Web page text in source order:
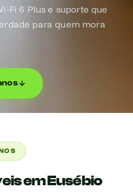
Fi 6 Plus e suporte que
para quem mora
em Eusébio